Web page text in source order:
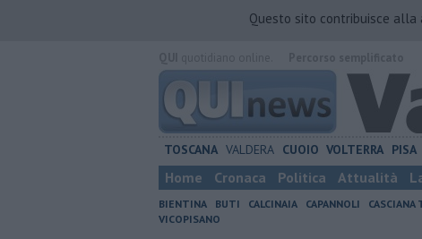
Questo sito contribuisce alla
TOSCANA VALDERA CUOIO VOLTERRA PISA
Home Cronaca Politica Attualità
BIENTINA BUTI CALCINAIA CAPANNOLI CASCIANA
VICOPISANO